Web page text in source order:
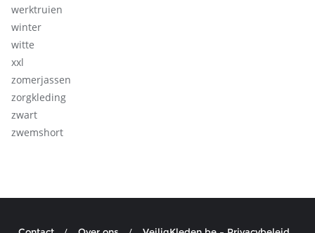
werktruien
winter
witte
xxl
zomerjassen
zorgkleding
zwart
zwemshort